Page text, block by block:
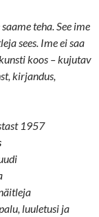
teha. See ime
sees. Ime ei saa
koos – kujutav
kirjandus,
1957
luuletusi ja